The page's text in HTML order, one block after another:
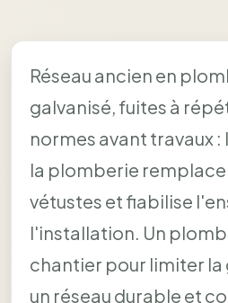
Réseau ancien en
galvanisé, fuites à
normes avant travaux
la plomberie
vétustes et fiabilise
l'installation. Un
chantier pour limiter la
un réseau durable et